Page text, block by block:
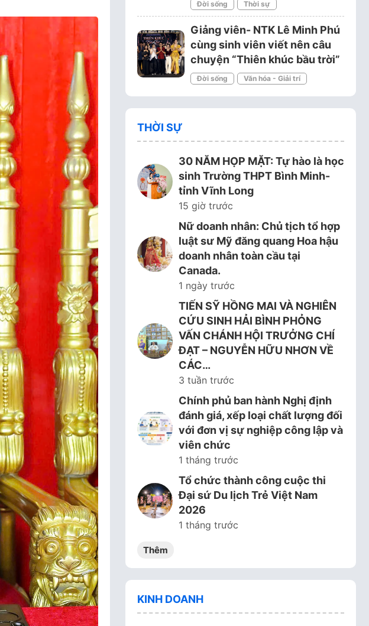
Đời sống Thời sự
Giảng viên- NTK Lê Minh Phú
cùng sinh viên viết nên câu
chuyện “Thiên khúc bầu trời”
Đời sống Văn hóa - Giải trí
THỜI SỰ
30 NĂM HỌP MẶT: Tự hào là học
sinh Trường THPT Bình Minh-
tỉnh Vĩnh Long
15 giờ trước
Nữ doanh nhân: Chủ tịch tổ hợp
luật sư Mỹ đăng quang Hoa hậu
doanh nhân toàn cầu tại
Canada.
1 ngày trước
TIẾN SỸ HỒNG MAI VÀ NGHIÊN
CỨU SINH HẢI BÌNH PHỎNG
VẤN CHÁNH HỘI TRƯỞNG CHÍ
ĐẠT – NGUYỄN HỮU NHƠN VỀ
CÁC…
3 tuần trước
Chính phủ ban hành Nghị định
đánh giá, xếp loại chất lượng đối
với đơn vị sự nghiệp công lập và
viên chức
1 tháng trước
Tổ chức thành công cuộc thi
Đại sứ Du lịch Trẻ Việt Nam
2026
1 tháng trước
Thêm
KINH DOANH